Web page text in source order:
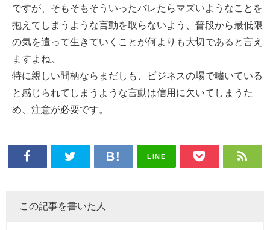
ですが、そもそもそういったバレたらマズいようなことを
抱えてしまうような言動を取らないよう、普段から最低限
の気を遣って生きていくことが何よりも大切であると言え
ますよね。
特に親しい間柄ならまだしも、ビジネスの場で嘯いている
と感じられてしまうような言動は信用に欠いてしまうた
め、注意が必要です。
LINE
この記事を書いた人